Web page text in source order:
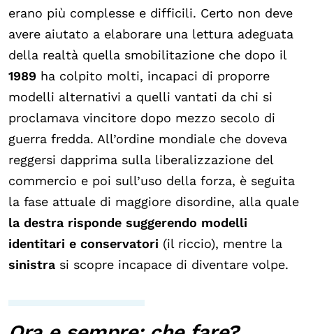
erano più complesse e difficili. Certo non deve
avere aiutato a elaborare una lettura adeguata
della realtà quella smobilitazione che dopo il
1989 ha colpito molti, incapaci di proporre
modelli alternativi a quelli vantati da chi si
proclamava vincitore dopo mezzo secolo di
guerra fredda. All’ordine mondiale che doveva
reggersi dapprima sulla liberalizzazione del
commercio e poi sull’uso della forza, è seguita
la fase attuale di maggiore disordine, alla quale
la destra risponde suggerendo modelli
identitari e conservatori (il riccio), mentre la
sinistra si scopre incapace di diventare volpe.